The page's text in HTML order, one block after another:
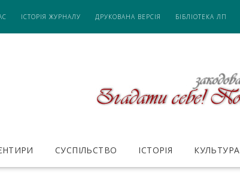
ІСТОРІЯ ЖУРНАЛУ ДРУКОВАНА ВЕРСІЯ БІБЛІОТЕКА ЛП
СУСПІЛЬСТВО ІСТОРІЯ КУЛЬТУРА